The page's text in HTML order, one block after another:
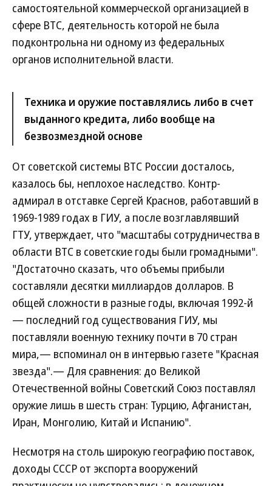
самостоятельной коммерческой организацией в
сфере ВТС, деятельность которой не была
подконтрольна ни одному из федеральных
органов исполнительной власти.
Техника и оружие поставлялись либо в счет
выданного кредита, либо вообще на
безвозмездной основе
От советской системы ВТС России досталось,
казалось бы, неплохое наследство. Контр-
адмирал в отставке Сергей Краснов, работавший в
1969-1989 годах в ГИУ, а после возглавлявший
ГТУ, утверждает, что "масштабы сотрудничества в
области ВТС в советские годы были громадными".
"Достаточно сказать, что объемы прибыли
составляли десятки миллиардов долларов. В
общей сложности в разные годы, включая 1992-й
— последний год существования ГИУ, мы
поставляли военную технику почти в 70 стран
мира,— вспоминал он в интервью газете "Красная
звезда".— Для сравнения: до Великой
Отечественной войны Советский Союз поставлял
оружие лишь в шесть стран: Турцию, Афганистан,
Иран, Монголию, Китай и Испанию".
Несмотря на столь широкую географию поставок,
доходы СССР от экспорта вооружений